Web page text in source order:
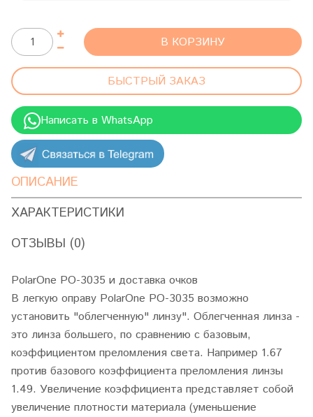
В КОРЗИНУ
БЫСТРЫЙ ЗАКАЗ
Написать в WhatsApp
ОПИСАНИЕ
ХАРАКТЕРИСТИКИ
ОТЗЫВЫ (0)
PolarOne PO-3035 и доставка очков
В легкую оправу PolarOne PO-3035 возможно
установить "облегченную" линзу". Облегченная линза -
это линза большего, по сравнению с базовым,
коэффициентом преломления света. Например 1.67
против базового коэффициента преломления линзы
1.49. Увеличение коэффициента представляет собой
увеличение плотности материала (уменьшение